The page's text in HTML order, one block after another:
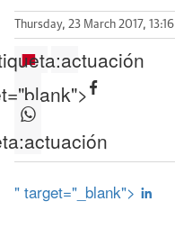
Thursday, 23 March 2017, 13:16
actuación
actuación
" target="_blank">